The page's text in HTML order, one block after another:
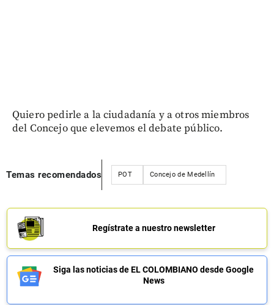
Quiero pedirle a la ciudadanía y a otros miembros
del Concejo que elevemos el debate público.
Temas recomendados POT Concejo de Medellín
Regístrate a nuestro newsletter
Siga las noticias de EL COLOMBIANO desde Google
News